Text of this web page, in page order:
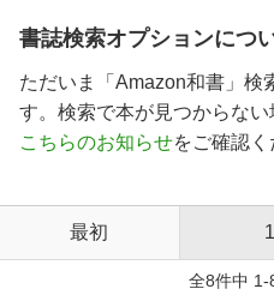
書誌検索オプションにつ
ただいま「Amazon和書」検
す。検索で本が見つからな
こちらのお知らせをご確認く
最初 1
全8件中 1-